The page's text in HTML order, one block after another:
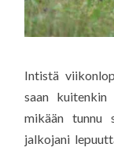
Intistä
saan
mikään tunnu
jalkojani